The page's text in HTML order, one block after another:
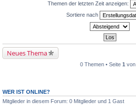
Themen der letzten Zeit anzeigen:
Sortiere nach
Neues Thema
0 Themen • Seite 1 von
WER IST ONLINE?
Mitglieder in diesem Forum: 0 Mitglieder und 1 Gast